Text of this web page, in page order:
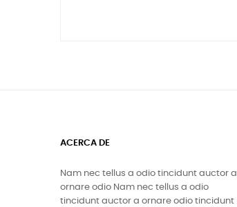
ACERCA DE
Nam nec tellus a odio tincidunt auctor a
ornare odio Nam nec tellus a odio
tincidunt auctor a ornare odio tincidunt